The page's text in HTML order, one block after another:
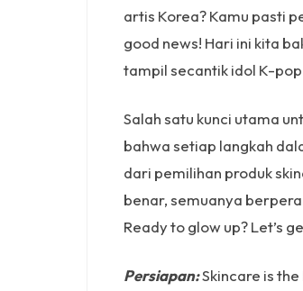
artis Korea? Kamu pasti
good news! Hari ini kita
tampil secantik idol K-
Salah satu kunci utama
bahwa setiap langkah
dari pemilihan produk
benar, semuanya
Ready to glow up? Let’s
Persiapan:Skincare is